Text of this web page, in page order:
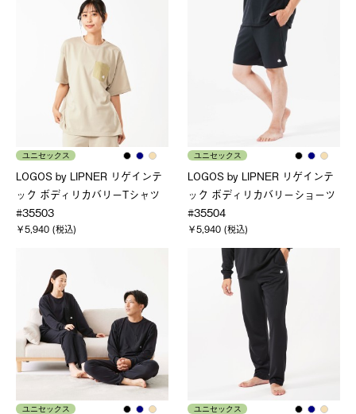
ユニセックス
LOGOS by LIPNER リゲインテ
ック ボディリカバリーTシャツ
#35503
￥5,940 (税込)
ユニセックス
LOGOS by LIPNER リゲインテ
ック ボディリカバリーショーツ
#35504
￥5,940 (税込)
ユニセックス ユニセックス